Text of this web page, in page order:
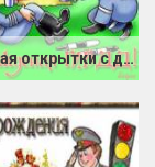
Прикольная открытки с днём ГБДД